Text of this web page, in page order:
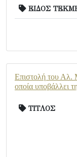
ΕΙΔΟΣ
Επιστολή του Αλ.
οποία υποβάλλει
ΤΙΤΛΟΣ